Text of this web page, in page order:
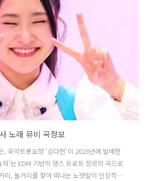
노래 뮤비 곡정보
, 국악트롯요정 '김다현'이 2023년에 발매한
'는 EDM 기반의 댄스 트로트 장르의 곡으로
리, 놀거리를 찾아 떠나는 노랫말이 인상적입니